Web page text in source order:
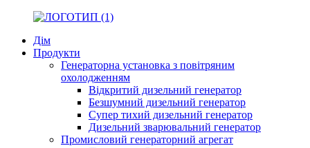
Дім
Продукти
Генераторна установка з повітряним
охолодженням
Відкритий дизельний генератор
Безшумний дизельний генератор
Супер тихий дизельний генератор
Дизельний зварювальний генератор
Промисловий генераторний агрегат